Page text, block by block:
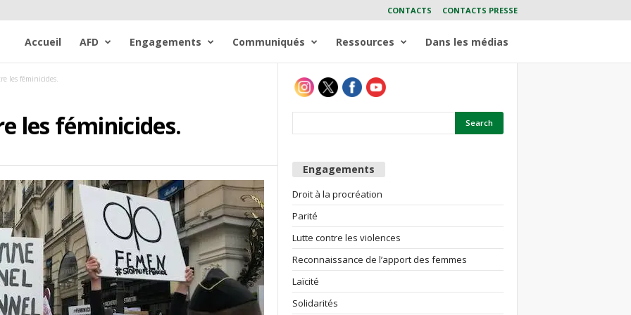
CONTACTS CONTACTS PRESSE
Accueil AFD Engagements Communiqués Ressources Dans les médias
les féminicides.
les féminicides.
Engagements
Droit à la procréation
Parité
Lutte contre les violences
Reconnaissance de l’apport des femmes
Laïcité
Solidarités